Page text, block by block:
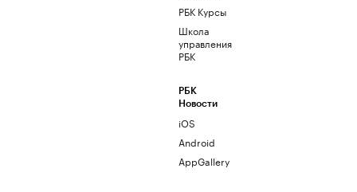
РБК Курсы
Школа
управления
РБК
РБК
Новости
iOS
Android
AppGallery